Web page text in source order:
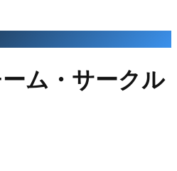
ム・サークル